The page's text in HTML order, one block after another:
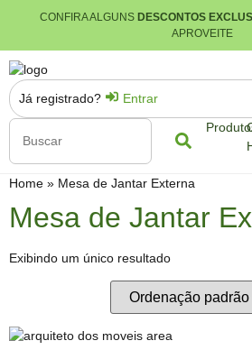
CONFIRA ALGUNS DESCONTOS
APROVEITE
Já registrado? Entrar
Home » Mesa de Jantar Externa
Mesa de Jantar
Exibindo um único resultado